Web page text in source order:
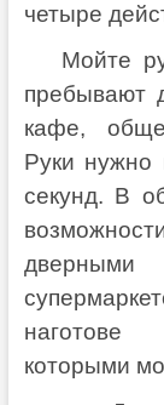
четыре
Мойте
пребывают
кафе,
Руки
секунд. В
наготове
которыми